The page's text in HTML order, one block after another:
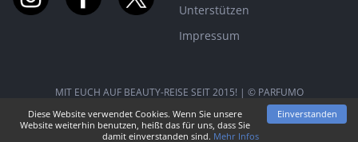
Unterstützen
Impressum
MIT EUCH AUF BEAUTY-REISE SEIT 2015! | © PARFUMO
Einverstanden
Diese Website verwendet Cookies. Wenn Sie unsere
Website weiterhin benutzen, heißt das für uns, dass Sie
damit einverstanden sind. Mehr Infos